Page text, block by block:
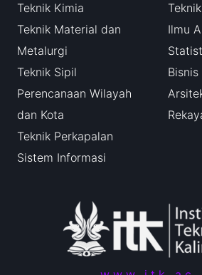
Teknik Kimia
Teknik Material dan
Metalurgi
Teknik Sipil
Perencanaan Wilayah
dan Kota
Teknik Perkapalan
Sistem Informasi
Ilmu